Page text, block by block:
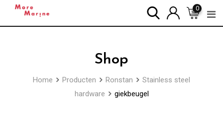
0
Shop
Home Producten Ronstan
Stainless steel
hardware
giekbeugel